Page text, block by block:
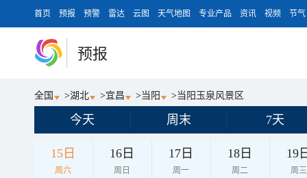
首页 预报 预警 雷达 云图 天气地图 专业产品 资讯 视频 节气
预报
全国 >湖北 >宜昌 > 当阳 > 当阳玉泉风景区
今天 周末 7天
15日
周六
16日
周日
17日
周一
18日
周二
19
周三